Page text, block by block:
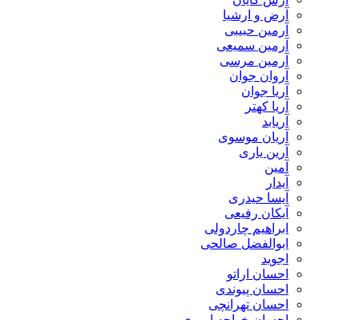
​آرض و ارشیا
آرمین حبیبی
آرمین سمیعی
آرمین مرسی
آروان جوان
آریا جوان
آریا کهتر
آریابد
آریان موسوی
آرین یاری
آمین
آیدار
آیسا حیدری
آیکان رفیعی
ابراهیم چاردولی
ابوالفضل صالحی
اجوید
احسان اراتو
احسان پیوندی
احسان تهرانچی